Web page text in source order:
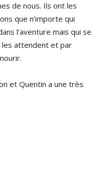
de nous. Ils ont les
que n’importe qui
l’aventure mais qui se
les attendent et par
et Quentin a une très